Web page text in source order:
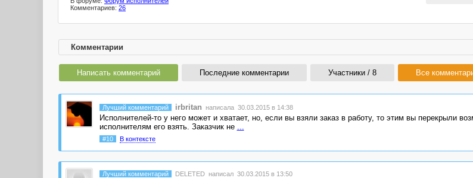
Комментариев: 26
Комментарии
Написать комментарий Последние комментарии Участники / 8 Все
Лучший комментарий irbritan написала 30.03.2015 в 14:38
Исполнителей-то у него может и хватает, но, если вы взяли заказ в работу, то этим вы перекрыли
исполнителям его взять. Заказчик не ...
#10 В контексте
Лучший комментарий DELETED написал 30.03.2015 в 13:50